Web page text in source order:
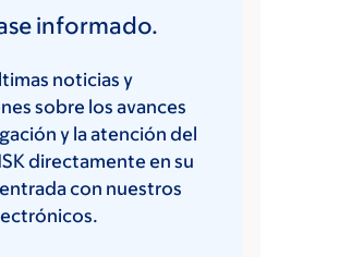
informado.
noticias y
sobre los avances
y la atención del
directamente en su
con nuestros